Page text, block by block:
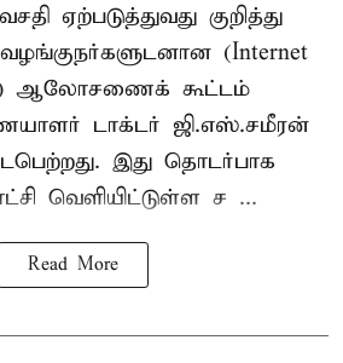
ஏற்படுத்துவது குறித்து
(Internet
ஆலோசணைக் கூட்டம்
டாக்டர் ஜி.எஸ்.சமீரன்
இது தொடர்பாக
வெளியிட்டுள்ள ச ...
Read More